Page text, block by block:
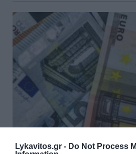
Lykavitos.gr - Do Not Process